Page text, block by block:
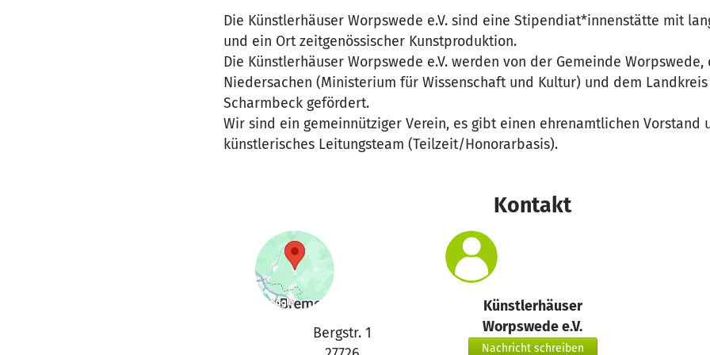
Die Künstlerhäuser Worpswede e.V. sind eine Stipendiat*innenstätte mit
und ein Ort zeitgenössischer Kunstproduktion.
Die Künstlerhäuser Worpswede e.V. werden von der Gemeinde Worpswede,
Niedersachen (Ministerium für Wissenschaft und Kultur) und dem
Scharmbeck gefördert.
Wir sind ein gemeinnütziger Verein, es gibt einen ehrenamtlichen Vorstand
künstlerisches Leitungsteam (Teilzeit/Honorarbasis).
Kontakt
Bergstr. 1
Künstlerhäuser
Worpswede e.V.
Nachricht schreiben